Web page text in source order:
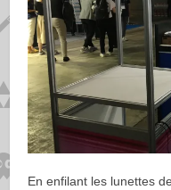
En enfilant les lunettes